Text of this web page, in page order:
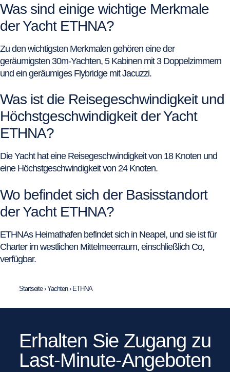
Was sind einige wichtige Merkmale
der Yacht ETHNA?
Zu den wichtigsten Merkmalen gehören eine der
geräumigsten 30m-Yachten, 5 Kabinen mit 3 Doppelzimmern
und ein geräumiges Flybridge mit Jacuzzi.
Was ist die Reisegeschwindigkeit und
Höchstgeschwindigkeit der Yacht
ETHNA?
Die Yacht hat eine Reisegeschwindigkeit von 18 Knoten und
eine Höchstgeschwindigkeit von 24 Knoten.
Wo befindet sich der Basisstandort
der Yacht ETHNA?
ETHNAs Heimathafen befindet sich in Neapel, und sie ist für
Charter im westlichen Mittelmeerraum, einschließlich Co,
verfügbar.
Startseite›Yachten› ETHNA
Erhalten Sie Zugang zu
Last-Minute-Angeboten